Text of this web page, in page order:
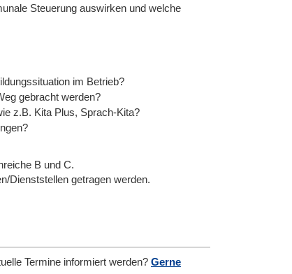
Steuerung auswirken und welche
im Betrieb?
gebracht werden?
z.B. Kita Plus, Sprach-Kita?
B und C.
Dienststellen getragen werden.
Termine informiert werden? Gerne